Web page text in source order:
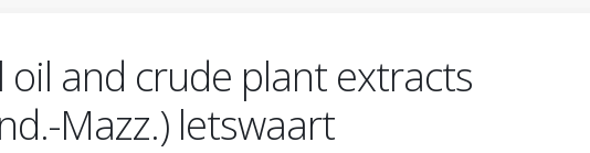
and crude plant extracts
Mazz.) letswaart